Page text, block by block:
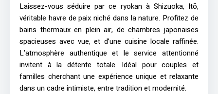
Laissez-vous séduire par ce ryokan à Shizuoka, Itō,
véritable havre de paix niché dans la nature. Profitez de
bains thermaux en plein air, de chambres japonaises
spacieuses avec vue, et d’une cuisine locale raffinée.
L’atmosphère authentique et le service attentionné
invitent à la détente totale. Idéal pour couples et
familles cherchant une expérience unique et relaxante
dans un cadre intimiste, entre tradition et modernité.